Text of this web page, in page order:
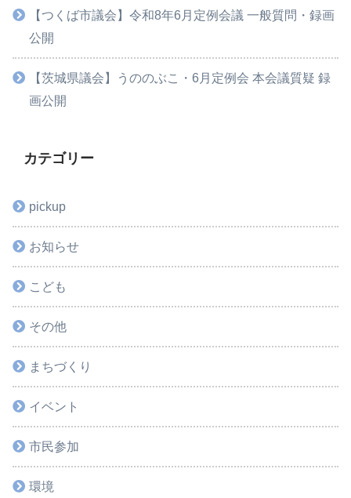
【つくば市議会】令和8年6月定例会議 一般質問・録画
公開
【茨城県議会】うののぶこ・6月定例会 本会議質疑 録
画公開
カテゴリー
pickup
お知らせ
こども
その他
まちづくり
イベント
市民参加
環境